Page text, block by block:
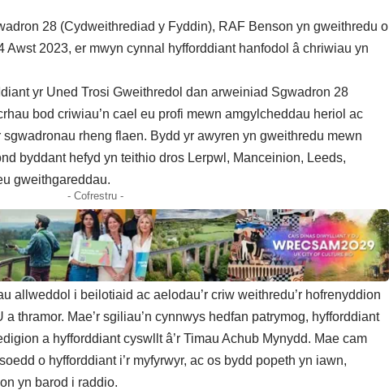
28 (Cydweithrediad y Fyddin), RAF Benson yn gweithredu o
Awst 2023, er mwyn cynnal hyfforddiant hanfodol â chriwiau yn
yr Uned Trosi Gweithredol dan arweiniad Sgwadron 28
bod criwiau’n cael eu profi mewn amgylcheddau heriol ac
rheng flaen. Bydd yr awyren yn gweithredu mewn
byddant hefyd yn teithio dros Lerpwl, Manceinion, Leeds,
gweithgareddau.
- Cofrestru -
allweddol i beilotiaid ac aelodau’r criw weithredu’r hofrenyddion
thramor. Mae’r sgiliau’n cynnwys hedfan patrymog, hyfforddiant
a hyfforddiant cyswllt â’r Timau Achub Mynydd. Mae cam
o hyfforddiant i’r myfyrwyr, ac os bydd popeth yn iawn,
yn barod i raddio.